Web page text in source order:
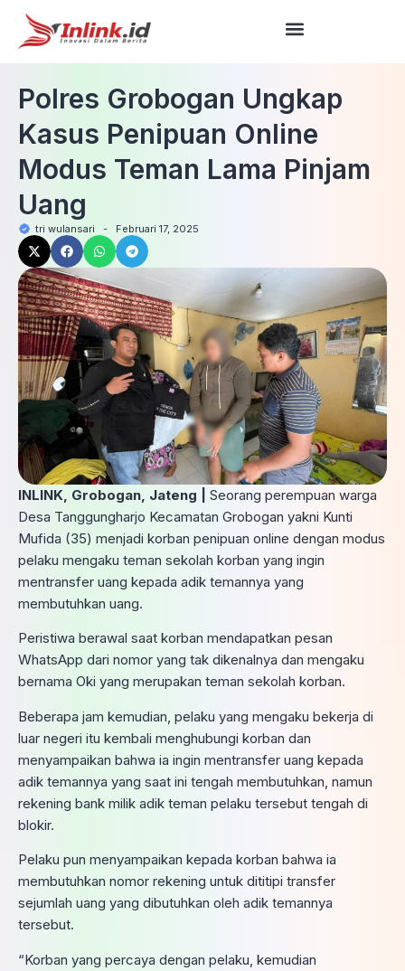
Polres Grobogan Ungkap
Kasus Penipuan Online
Modus Teman Lama Pinjam
Uang
tri wulansari - Februari 17, 2025
INLINK, Grobogan, Jateng |
Seorang perempuan warga
Desa Tanggungharjo Kecamatan Grobogan yakni Kunti
Mufida (35) menjadi korban penipuan online dengan modus
pelaku mengaku teman sekolah korban yang ingin
mentransfer uang kepada adik temannya yang
membutuhkan uang.
Peristiwa berawal saat korban mendapatkan pesan
WhatsApp dari nomor yang tak dikenalnya dan mengaku
bernama Oki yang merupakan teman sekolah korban.
Beberapa jam kemudian, pelaku yang mengaku bekerja di
luar negeri itu kembali menghubungi korban dan
menyampaikan bahwa ia ingin mentransfer uang kepada
adik temannya yang saat ini tengah membutuhkan, namun
rekening bank milik adik teman pelaku tersebut tengah di
blokir.
Pelaku pun menyampaikan kepada korban bahwa ia
membutuhkan nomor rekening untuk dititipi transfer
sejumlah uang yang dibutuhkan oleh adik temannya
tersebut.
“Korban yang percaya dengan pelaku, kemudian